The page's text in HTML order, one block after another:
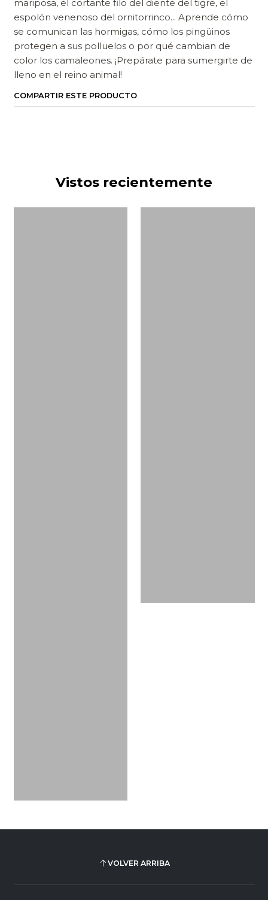
mariposa, el cortante filo del diente del tigre, el
espolón venenoso del ornitorrinco... Aprende cómo
se comunican las hormigas, cómo los pingüinos
protegen a sus polluelos o por qué cambian de
color los camaleones. ¡Prepárate para sumergirte de
lleno en el reino animal!
COMPARTIR ESTE PRODUCTO
Vistos recientemente
VOLVER ARRIBA